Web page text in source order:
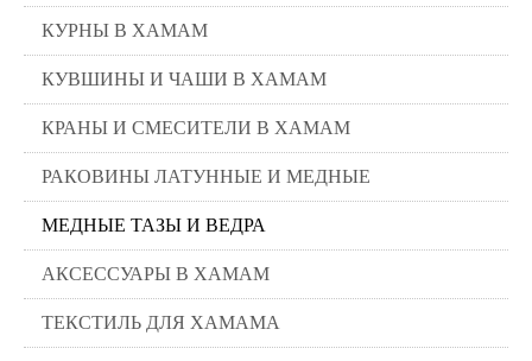
КУРНЫ В ХАМАМ
КУВШИНЫ И ЧАШИ В ХАМАМ
КРАНЫ И СМЕСИТЕЛИ В ХАМАМ
РАКОВИНЫ ЛАТУННЫЕ И МЕДНЫЕ
МЕДНЫЕ ТАЗЫ И ВЕДРА
АКСЕССУАРЫ В ХАМАМ
ТЕКСТИЛЬ ДЛЯ ХАМАМА